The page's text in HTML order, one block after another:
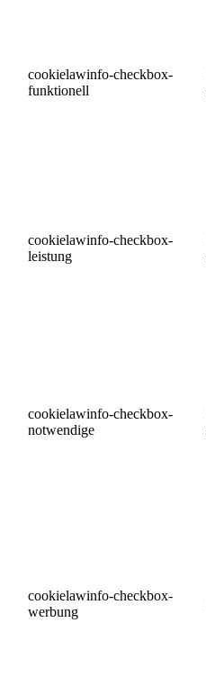
cookielawinfo-checkbox-
funktionell
cookielawinfo-checkbox-
leistung
cookielawinfo-checkbox-
notwendige
cookielawinfo-checkbox-
werbung